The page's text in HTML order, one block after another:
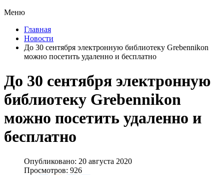
Меню
Главная
Новости
До 30 сентября электронную библиотеку Grebennikon
можно посетить удаленно и бесплатно
До 30 сентября электронную
библиотеку Grebennikon
можно посетить удаленно и
бесплатно
Опубликовано: 20 августа 2020
Просмотров: 926